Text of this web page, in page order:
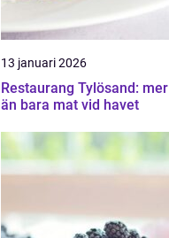
13 januari 2026
Restaurang Tylösand: mer
än bara mat vid havet